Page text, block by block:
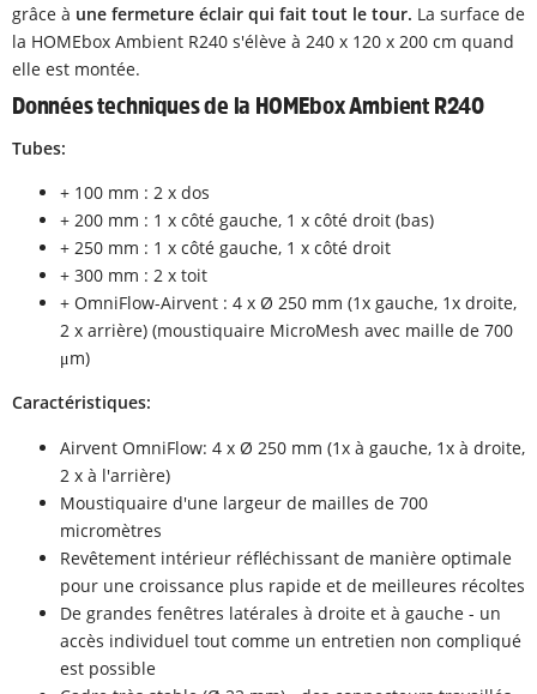
grâce à une fermeture éclair qui fait tout le tour. La surface de
la HOMEbox Ambient R240 s'élève à 240 x 120 x 200 cm quand
elle est montée.
Données techniques de la HOMEbox Ambient R240
Tubes:
+ 100 mm : 2 x dos
+ 200 mm : 1 x côté gauche, 1 x côté droit (bas)
+ 250 mm : 1 x côté gauche, 1 x côté droit
+ 300 mm : 2 x toit
+ OmniFlow-Airvent : 4 x Ø 250 mm (1x gauche, 1x droite,
2 x arrière) (moustiquaire MicroMesh avec maille de 700
μm)
Caractéristiques:
Airvent OmniFlow: 4 x Ø 250 mm (1x à gauche, 1x à droite,
2 x à l'arrière)
Moustiquaire d'une largeur de mailles de 700
micromètres
Revêtement intérieur réfléchissant de manière optimale
pour une croissance plus rapide et de meilleures récoltes
De grandes fenêtres latérales à droite et à gauche - un
accès individuel tout comme un entretien non compliqué
est possible